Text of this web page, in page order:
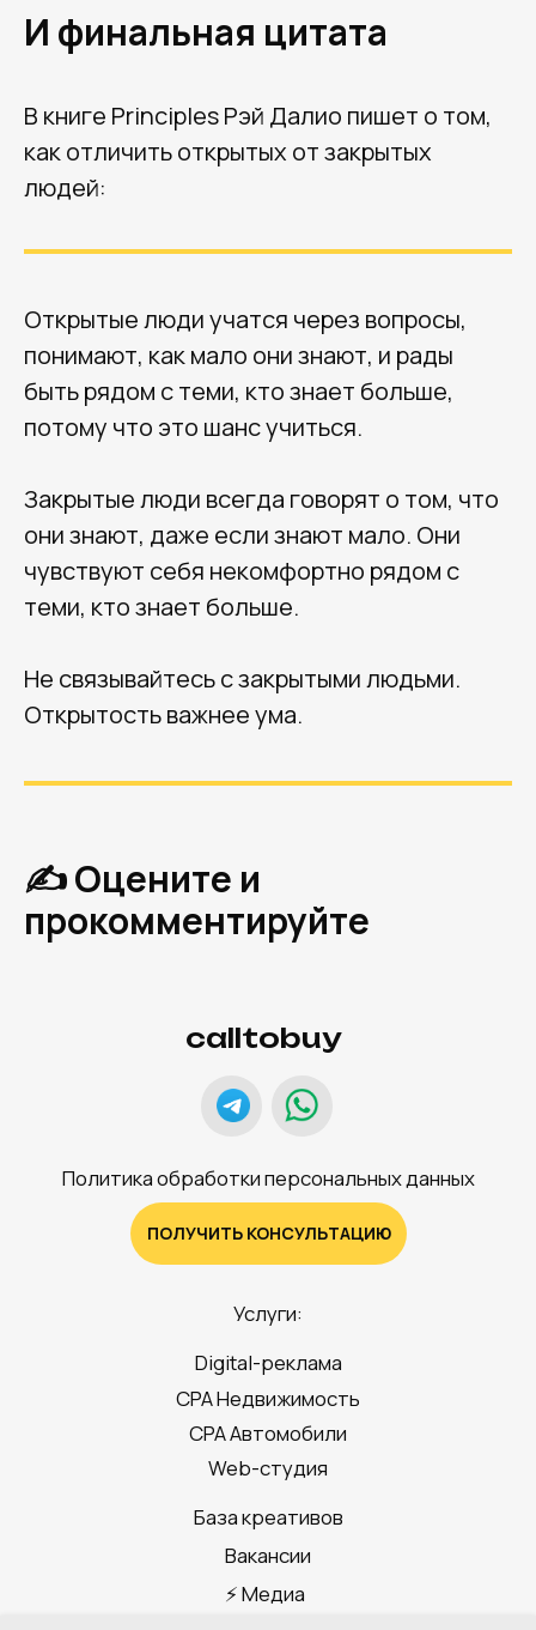
И финальная цитата
В книге Principles Рэй Далио пишет о том,
как отличить открытых от закрытых
людей:
Открытые люди учатся через вопросы,
понимают, как мало они знают, и рады
быть рядом с теми, кто знает больше,
потому что это шанс учиться.
Закрытые люди всегда говорят о том, что
они знают, даже если знают мало. Они
чувствуют себя некомфортно рядом с
теми, кто знает больше.
Не связывайтесь с закрытыми людьми.
Открытость важнее ума.
✍ Оцените и
прокомментируйте